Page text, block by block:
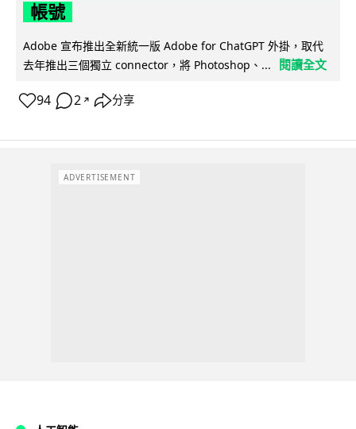
帳號
Adobe 宣布推出全新統一版 Adobe for ChatGPT 外掛，取代
去年推出三個獨立 connector，將 Photoshop、...
閱讀全文
94 2 ↗ 分享
ADVERTISEMENT